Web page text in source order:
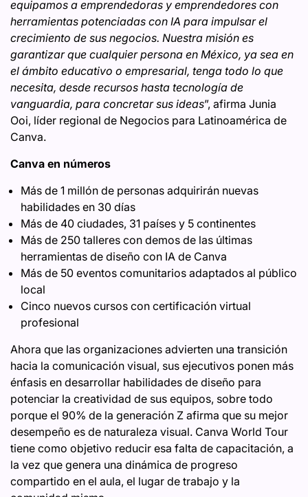
equipamos a emprendedoras y emprendedores con
herramientas potenciadas con IA para impulsar el
crecimiento de sus negocios. Nuestra misión es
garantizar que cualquier persona en México, ya sea en
el ámbito educativo o empresarial, tenga todo lo que
necesita, desde recursos hasta tecnología de
vanguardia, para concretar sus ideas”, afirma Junia
Ooi, líder regional de Negocios para Latinoamérica de
Canva.
Canva en números
Más de 1 millón de personas adquirirán nuevas
habilidades en 30 días
Más de 40 ciudades, 31 países y 5 continentes
Más de 250 talleres con demos de las últimas
herramientas de diseño con IA de Canva
Más de 50 eventos comunitarios adaptados al público
local
Cinco nuevos cursos con certificación virtual
profesional
Ahora que las organizaciones advierten una transición
hacia la comunicación visual, sus ejecutivos ponen más
énfasis en desarrollar habilidades de diseño para
potenciar la creatividad de sus equipos, sobre todo
porque el 90% de la generación Z afirma que su mejor
desempeño es de naturaleza visual. Canva World Tour
tiene como objetivo reducir esa falta de capacitación, a
la vez que genera una dinámica de progreso
compartido en el aula, el lugar de trabajo y la